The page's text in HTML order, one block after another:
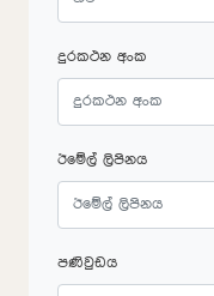
දුරකථන අංක
ඊමේල් ලිපිනය
පණිවුඩය